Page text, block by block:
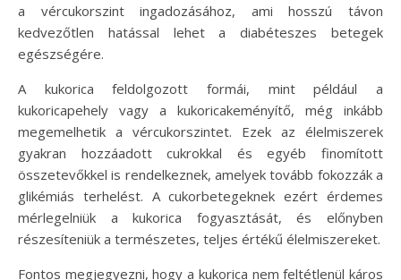
a vércukorszint ingadozásához, ami hosszú távon
kedvezőtlen hatással lehet a diabéteszes betegek
egészségére.
A kukorica feldolgozott formái, mint például a
kukoricapehely vagy a kukoricakeményítő, még inkább
megemelhetik a vércukorszintet. Ezek az élelmiszerek
gyakran hozzáadott cukrokkal és egyéb finomított
összetevőkkel is rendelkeznek, amelyek tovább fokozzák a
glikémiás terhelést. A cukorbetegeknek ezért érdemes
mérlegelniük a kukorica fogyasztását, és előnyben
részesíteniük a természetes, teljes értékű élelmiszereket.
Fontos megjegyezni, hogy a kukorica nem feltétlenül káros